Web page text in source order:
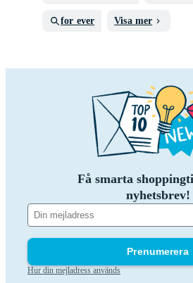
for ever Visa mer
Få smarta
nyhetsbrev!
Prenumerera
Hur din mejladress används